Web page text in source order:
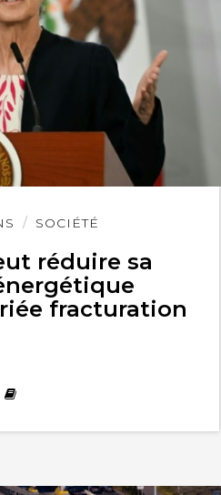
SOCIÉTÉ
réduire sa
fracturation